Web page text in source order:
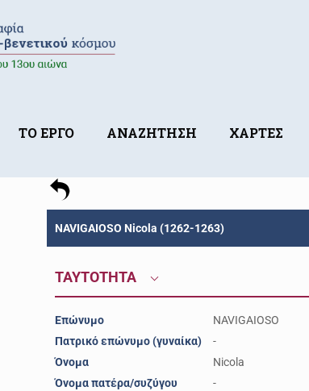
ΤΟ ΕΡΓΟ ΑΝΑΖΗΤΗΣΗ ΧΑΡΤΕΣ
NAVIGAIOSO Nicola (1262-1263)
ΤΑΥΤΟΤΗΤΑ
Επώνυμο
NAVIGAIOSO
Πατρικό επώνυμο (γυναίκα)
-
Όνομα
Nicola
Όνομα πατέρα/συζύγου
-